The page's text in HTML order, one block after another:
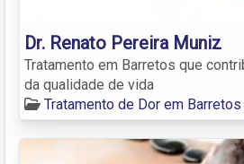
Dr. Renato Pereira Muniz
Tratamento em Barretos que
da qualidade de vida
Tratamento de Dor em Barretos